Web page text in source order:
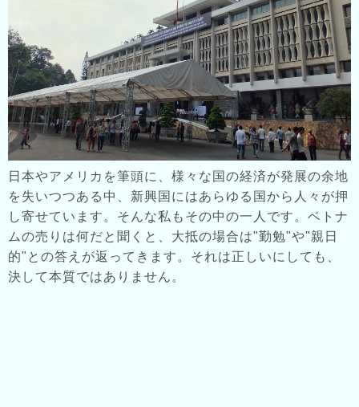
日本やアメリカを筆頭に、様々な国の経済が発展の余地
を失いつつある中、新興国にはあらゆる国から人々が押
し寄せています。そんな私もその中の一人です。ベトナ
ムの売りは何だと聞くと、大抵の場合は"勤勉"や"親日
的"との答えが返ってきます。それは正しいにしても、
決して本質ではありません。